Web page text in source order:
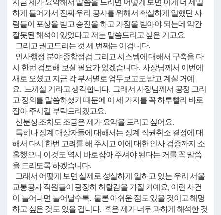
지금 제가 요약해서 말씀을 드리면 어떻게 보면 이게 더 세밀
하게 들어가서 진짜 우리 공사를 위해서 확실하게 일했던 사
람들이 포상을 받고 승진을 하고 가점을 받아야 되는데 약간
잘못된 해석이 있었다고 저는 말씀드리고 싶은 거고요.
그리고 권고드리는 것 세 번째는 이겁니다.
인사행정 분야 종합점검 그리고 시스템에 대해서 구축을 다
시 한번 검토해 보실 필요가 있겠습니다. 사장님께서 이번에
새로 오셨고 지금 각 부서별로 업무보고도 받고 계실 거예
요. 느끼실 거라고 생각합니다. 그래서 사장님께서 공정 그리
고 정의를 말씀하셨기 때문에 이 세 가지를 꼭 하루빨리 바로
잡아 주시길 부탁드리겠고요.
신분상 조치도 조금은 제가 요약을 드리고 싶어요.
특히나 징계 대상자들에 대해서는 징계 직권취소 결정에 대
해서 다시 한번 고려를 해 주시고 이에 대한 인사 검증까지 소
홀했으니 이것도 역시 바로잡아 주셔야 된다는 거를 꼭 말씀
을 드리도록 하겠습니다.
그래서 어떻게 보면 실제로 성실하게 일하고 있는 우리 서울
교통공사 직원들이 굉장히 허탈감을 가질 거예요, 이런 사건
이 늘어나면 늘어날수록. 물론 아쉬운 점도 있을 것이고 해명
하고 싶은 것도 있을 겁니다. 혹은 제가 너무 과하게 해석한 것